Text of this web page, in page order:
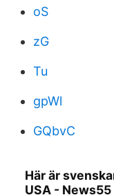
oS
zG
Tu
gpWl
GQbvC
Här är
USA - News55